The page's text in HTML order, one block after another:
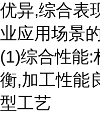
优异,综合表
业应用场景
(1)综合性能:
衡,加工性能
型工艺